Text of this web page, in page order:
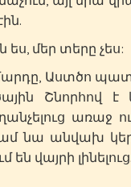
մեր տերը չես:
Աստծո
Շնորհով է
առաջ
նա անվախ
վայրի